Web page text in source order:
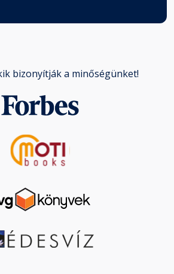
bizonyítják a minőségünket!